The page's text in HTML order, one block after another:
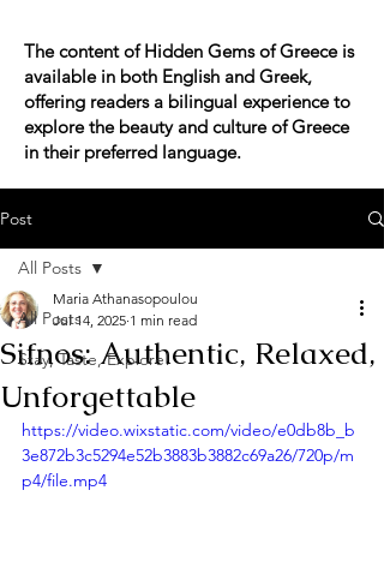
The content of Hidden Gems of Greece is
available in both English and Greek,
offering readers a bilingual experience to
explore the beauty and culture of Greece
in their preferred language.
Post
All Posts
Stay, Taste, Explore!
All Posts
Sifnos: Authentic, Relaxed,
Unforgettable
Maria Athanasopoulou
Jul 14, 2025 1 min read
https://video.wixstatic.com/video/e0db8b_b
3e872b3c5294e52b3883b3882c69a26/720p/m
p4/file.mp4